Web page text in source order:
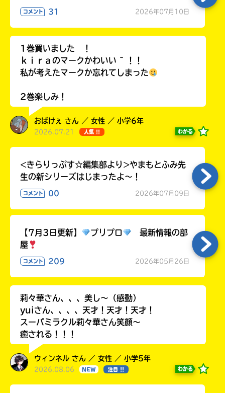
コメント 31 2026年07月10日
1巻買いました ！
ｋｉｒａのマークかわいい ~ ！！
私が考えたマークか忘れてしまった
2巻楽しみ！
おばけぇ さん ／ 女性 ／ 小学6年
2026.07.21 人気 !! わかる
<きらりっぷす☆編集部より>やまもとふみ先
生の新シリーズはじまったよ～！
コメント 00 2026年07月09日
【7月3日更新】 プリプロ
最新情報の部
屋
コメント 209 2026年05月26日
莉々華さん、、、美し〜（感動）
yuiさん、、、、天才！天才！天才！
スーパミラクル莉々華さん笑顔〜
癒される！！！
ウィンネル さん ／ 女性 ／ 小学5年
2026.08.06 NEW 注目 !! わかる